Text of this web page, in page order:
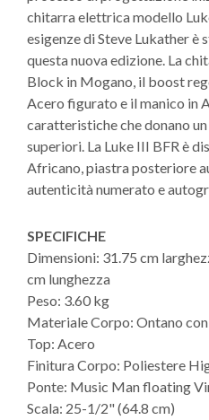
chitarra elettrica modello
esigenze di Steve Lukather è
questa nuova edizione. La
Block in Mogano, il boost
Acero figurato e il manico in
caratteristiche che donano
superiori. La Luke III BFR è
Africano, piastra posteriore
autenticità numerato e
SPECIFICHE
Dimensioni: 31.75 cm
cm lunghezza
Peso: 3.60 kg
Materiale Corpo: Ontano
Top: Acero
Finitura Corpo: Poliestere
Ponte: Music Man floating
Scala: 25-1/2" (64.8 cm)